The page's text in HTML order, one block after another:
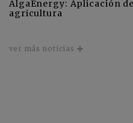
AlgaEnergy: Aplicación
agricultura
ver más noticias